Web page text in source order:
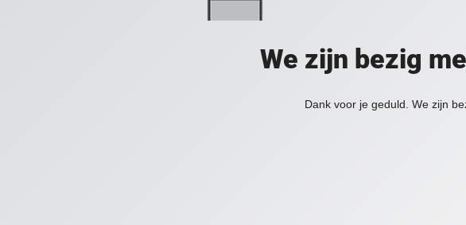
We zijn bezig
Dank voor je geduld. We zijn